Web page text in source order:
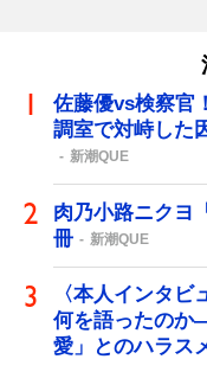
佐藤優vs検察官
調室で対峙した
新潮QUE
肉乃小路ニクヨ
冊
新潮QUE
〈本人インタ
何を語ったのか
愛」とのハラス